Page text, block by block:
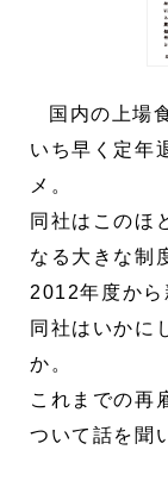
国内の上場
いち早く定年
メ。
同社はこのほ
なる大きな制
2012年度から
同社はいかに
か。
これまでの再
ついて話を聞